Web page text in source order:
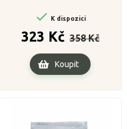
 K dispozici
323 Kč cena
358 Kč
Cena
Koupit